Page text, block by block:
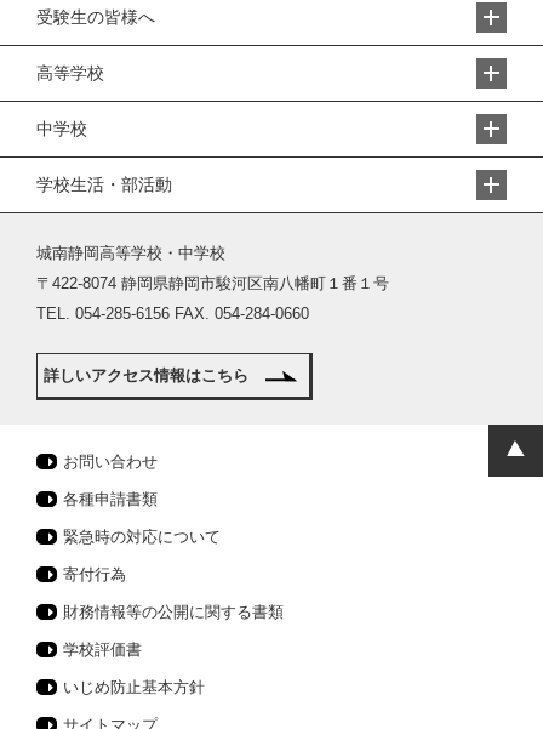
受験生の皆様へ
高等学校
中学校
学校生活・部活動
城南静岡高等学校・中学校
〒422-8074 静岡県静岡市駿河区南八幡町１番１号
TEL. 054-285-6156 FAX. 054-284-0660
詳しいアクセス情報はこちら
お問い合わせ
各種申請書類
緊急時の対応について
寄付行為
財務情報等の公開に関する書類
学校評価書
いじめ防止基本方針
サイトマップ